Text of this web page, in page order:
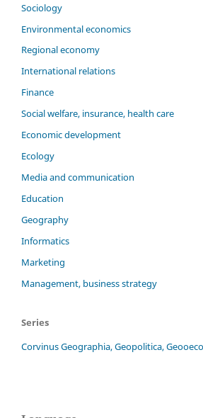
Sociology
Environmental economics
Regional economy
International relations
Finance
Social welfare, insurance, health care
Economic development
Ecology
Media and communication
Education
Geography
Informatics
Marketing
Management, business strategy
Series
Corvinus Geographia, Geopolitica,